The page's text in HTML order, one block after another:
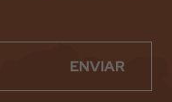
ENVIAR